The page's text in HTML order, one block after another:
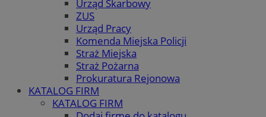
Urząd Skarbowy
ZUS
Urząd Pracy
Komenda Miejska Policji
Straż Miejska
Straż Pożarna
Prokuratura Rejonowa
KATALOG FIRM
KATALOG FIRM